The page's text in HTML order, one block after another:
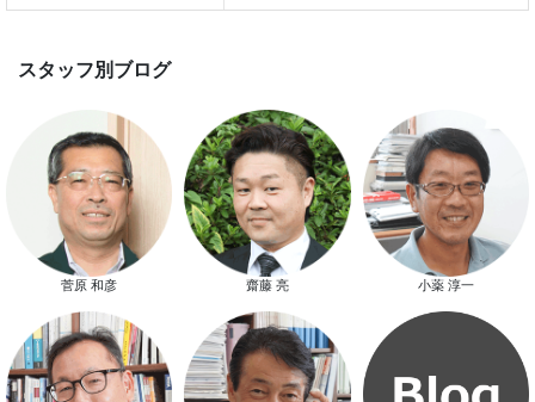
スマートハウス 完成見学会開催
菅原 和彦 齋藤 亮 小薬 淳一